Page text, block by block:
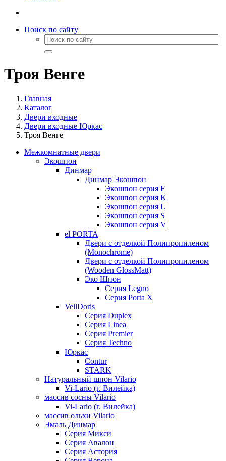
Поиск по сайту
Троя Венге
Главная
Каталог
Двери входные
Двери входные Юркас
Троя Венге
Межкомнатные двери
Экошпон
Динмар
Динмар Экошпон
Экошпон серия F
Экошпон серия K
Экошпон серия L
Экошпон серия S
Экошпон серия V
el PORTA
Двери с отделкой Полипропиленом
(Monochrome)
Двери с отделкой Полипропиленом
(Wooden GlossMatt)
Эко Шпон
Серия Legno
Серия Porta X
VellDoris
Серия Duplex
Серия Linea
Серия Premier
Серия Techno
Юркас
Contur
STARK
Натуральный шпон Vilario
Vi-Lario (г. Вилейка)
массив сосны Vilario
Vi-Lario (г. Вилейка)
массив ольхи Vilario
Эмаль Динмар
Серия Микси
Серия Авалон
Серия Астория